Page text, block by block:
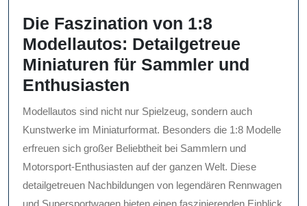
Die Faszination von 1:8
Modellautos: Detailgetreue
Miniaturen für Sammler und
Enthusiasten
Modellautos sind nicht nur Spielzeug, sondern auch
Kunstwerke im Miniaturformat. Besonders die 1:8 Modelle
erfreuen sich großer Beliebtheit bei Sammlern und
Motorsport-Enthusiasten auf der ganzen Welt. Diese
detailgetreuen Nachbildungen von legendären Rennwagen
und Supersportwagen bieten einen faszinierenden Einblick